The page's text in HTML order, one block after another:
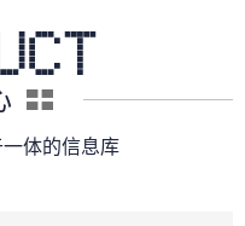
体的信息库